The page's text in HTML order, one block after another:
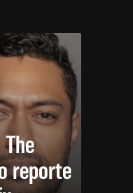
reporte